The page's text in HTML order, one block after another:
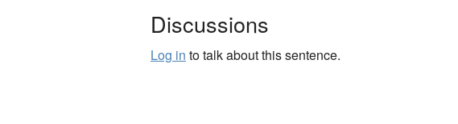
Discussions
Log in to talk about this sentence.